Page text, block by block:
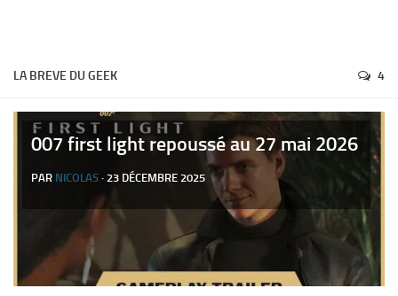
LA BREVE DU GEEK 4
007 first light repoussé au 27 mai 2026
PAR NICOLAS · 23 DÉCEMBRE 2025